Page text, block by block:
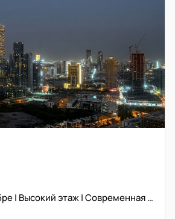
Свободна в октябре | Высокий этаж | Современная мебель